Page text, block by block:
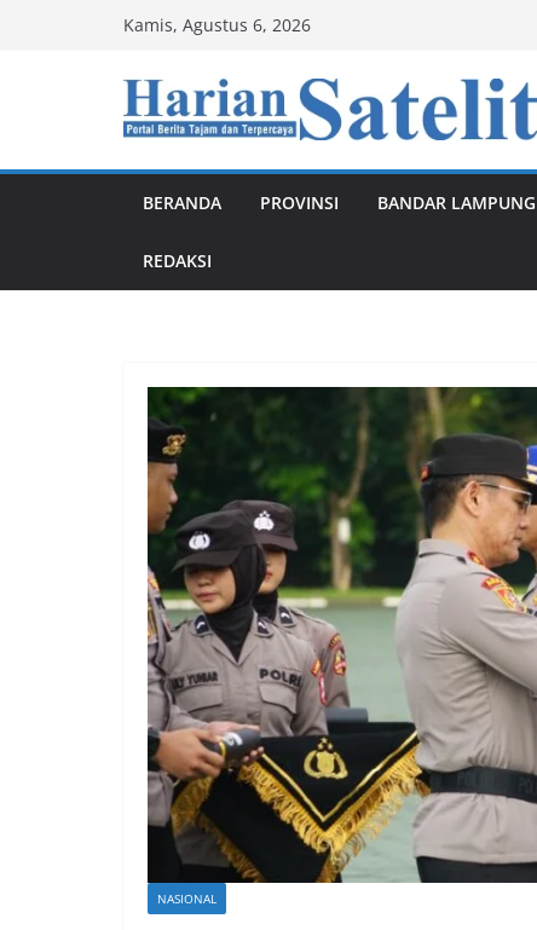
Kamis, Agustus 6, 2026
BERANDA PROVINSI BANDAR LAMPUNG
REDAKSI
NASIONAL